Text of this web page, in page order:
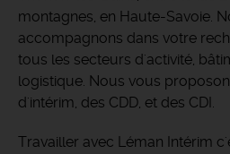
montagnes, en Haute-Savoie.
accompagnons dans votre
tous les secteurs d'activité,
logistique. Nous vous
d'intérim, des CDD, et des CDI.
Travailler avec Léman Intérim